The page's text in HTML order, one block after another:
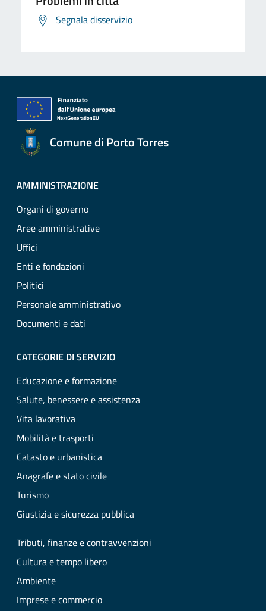
Segnala disservizio
Comune di Porto Torres
AMMINISTRAZIONE
Organi di governo
Aree amministrative
Uffici
Enti e fondazioni
Politici
Personale amministrativo
Documenti e dati
CATEGORIE DI SERVIZIO
Educazione e formazione
Salute, benessere e assistenza
Vita lavorativa
Mobilità e trasporti
Catasto e urbanistica
Anagrafe e stato civile
Turismo
Giustizia e sicurezza pubblica
Tributi, finanze e contravvenzioni
Cultura e tempo libero
Ambiente
Imprese e commercio